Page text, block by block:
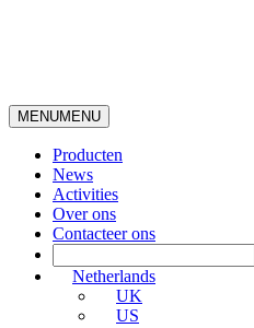
MENUMENU
Producten
News
Activities
Over ons
Contacteer ons
Netherlands
UK
US